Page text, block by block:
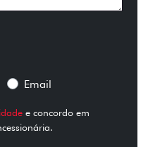
Email
e concordo em